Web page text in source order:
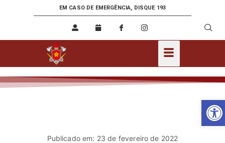
EM CASO DE EMERGÊNCIA, DISQUE 193
Publicado em: 23 de fevereiro de 2022